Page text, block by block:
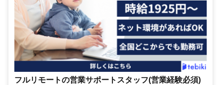
フルリモートの営業サポートスタッフ(営業経験必須)